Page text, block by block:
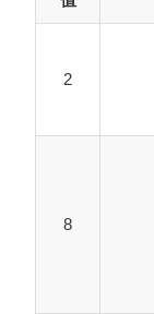
2
8